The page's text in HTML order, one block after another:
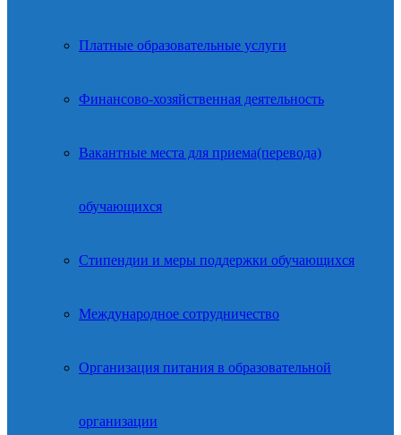
Платные образовательные услуги
Финансово-хозяйственная деятельность
Вакантные места для приема(перевода)
обучающихся
Стипендии и меры поддержки обучающихся
Международное сотрудничество
Организация питания в образовательной
организации